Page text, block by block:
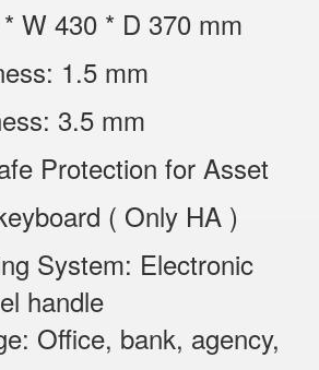
W 430 * D 370 mm
1.5 mm
3.5 mm
Protection for Asset
( Only HA )
System: Electronic
handle
Office, bank, agency,